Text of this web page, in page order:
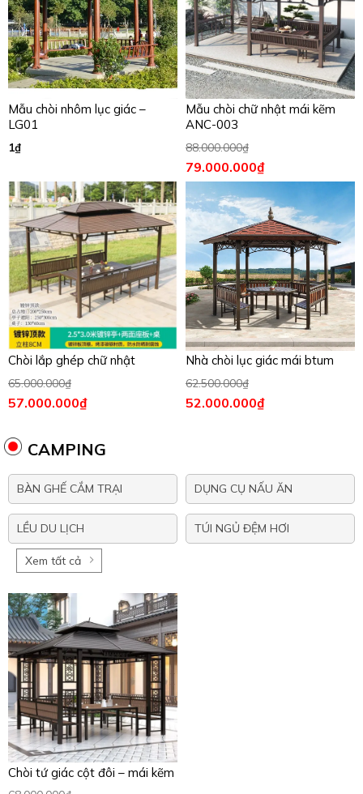
Mẫu chòi nhôm lục giác –
LG01
1₫
Mẫu chòi chữ nhật mái kẽm
ANC-003
88.000.000₫
79.000.000₫
Chòi lắp ghép chữ nhật
65.000.000₫
57.000.000₫
Nhà chòi lục giác mái btum
62.500.000₫
52.000.000₫
CAMPING
BÀN GHẾ CẮM TRẠI DỤNG CỤ NẤU ĂN
LỀU DU LỊCH TÚI NGỦ ĐỆM HƠI
Xem tất cả
Chòi tứ giác cột đôi – mái kẽm